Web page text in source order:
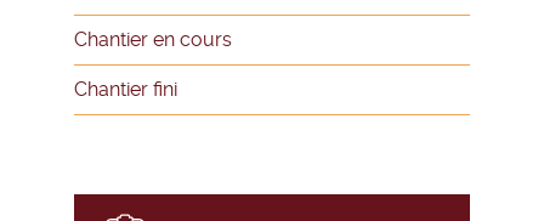
Chantier en cours
Chantier fini